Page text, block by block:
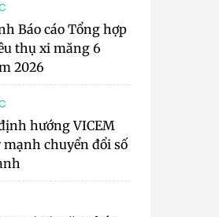
Báo cáo Tổng hợp
thụ xi măng 6
2026
hướng VICEM
chuyển đổi số